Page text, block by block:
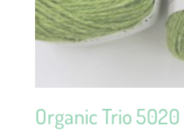
Organic Trio 5020